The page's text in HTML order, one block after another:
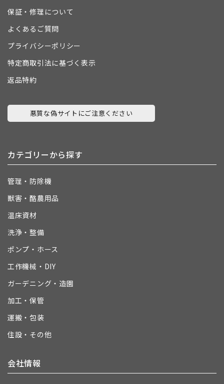
保証・修理について
よくあるご質問
プライバシーポリシー
特定商取引法に基づく表示
返品特約
悪質な偽サイトにご注意ください
カテゴリーから探す
管理・防除機
獣害・酪農用品
温床資材
洗浄・整備
ポンプ・ホース
工作機械・DIY
ガーデニング・造園
加工・保管
運搬・包装
住設・その他
会社情報